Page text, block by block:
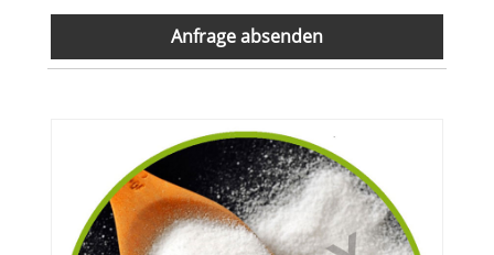
Anfrage absenden